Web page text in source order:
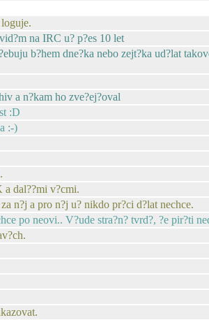
na IRC u? p?es 10 let
b?hem dne?ka nebo zejt?ka ud?lat
a n?kam ho zve?ej?oval
:D
:-)
a dal??mi v?cmi.
n?j a pro n?j u? nikdo pr?ci d?lat nechce.
po neovi.. V?ude stra?n? tvrd?, ?e pir?ti